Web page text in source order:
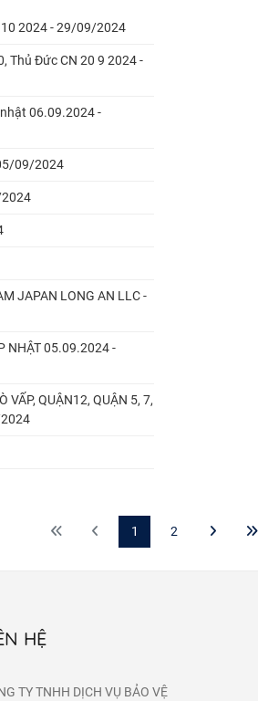
10 2024 - 29/09/2024
Thủ Đức CN 20 9 2024 -
06.09.2024 -
09/2024
2024
JAPAN LONG AN LLC -
NHẬT 05.09.2024 -
VẤP, QUẬN12, QUẬN 5, 7,
2024
1 2
HỆ
TY TNHH DỊCH VỤ BẢO VỆ